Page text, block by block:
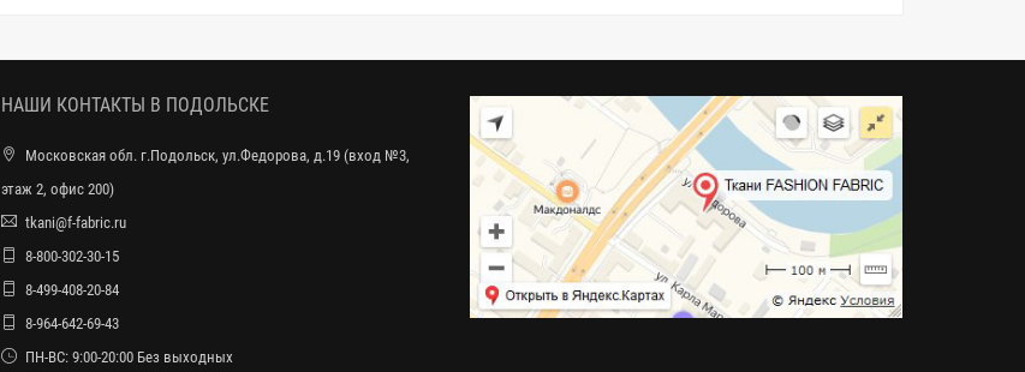
НАШИ КОНТАКТЫ В ПОДОЛЬСКЕ
Московская обл. г.Подольск, ул.Федорова, д.19 (вход №3,
этаж 2, офис 200)
tkani@f-fabric.ru
8-800-302-30-15
8-499-408-20-84
8-964-642-69-43
ПН-ВС: 9:00-20:00 Без выходных